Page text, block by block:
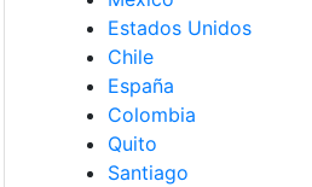
Estados Unidos
Chile
España
Colombia
Quito
Santiago